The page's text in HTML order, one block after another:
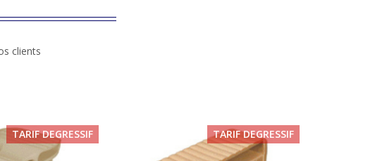
clients
TARIF DEGRESSIF TARIF DEGRESSIF